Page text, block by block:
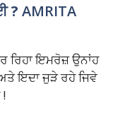
? AMRITA
ਰਿਹਾ ਇਮਰੋਜ਼ ਉਨਾਂਹ
ਇਦਾ ਜੁੜੇ ਰਹੇ ਜਿਵੇ